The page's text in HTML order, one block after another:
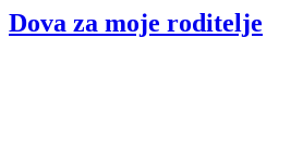
Dova za moje roditelje